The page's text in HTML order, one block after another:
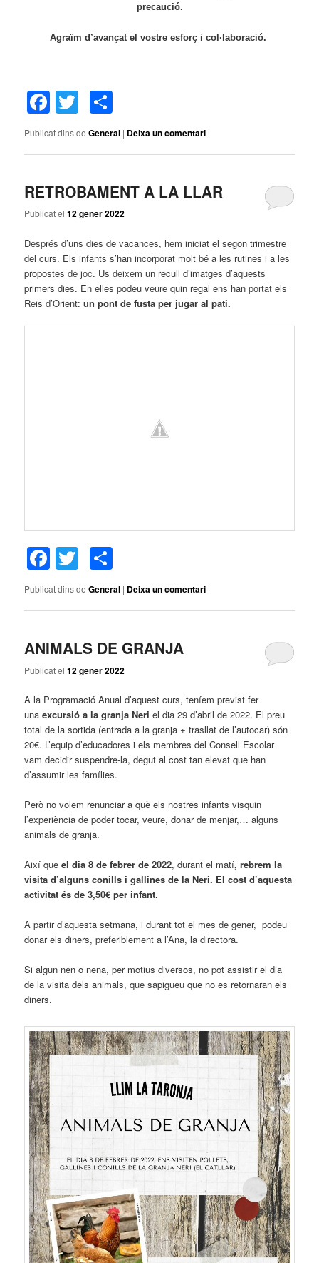
precaució.
Agraïm d’avançat el vostre esforç i col·laboració.
Facebook
Twitter
Publicat dins de General | Deixa un comentari
RETROBAMENT A LA LLAR
Publicat el12 gener 2022
Després d’uns dies de vacances, hem iniciat el segon trimestre
del curs. Els infants s’han incorporat molt bé a les rutines i a les
propostes de joc. Us deixem un recull d’imatges d’aquests
primers dies. En elles podeu veure quin regal ens han portat els
Reis d’Orient:un pont de fusta per jugar al pati.
Facebook
Twitter
Publicat dins de General | Deixa un comentari
ANIMALS DE GRANJA
Publicat el12 gener 2022
A la Programació Anual d’aquest curs, teníem previst fer
unaexcursió a la granja Neri el dia 29 d’abril de 2022. El preu
total de la sortida (entrada a la granja + trasllat de l’autocar) són
20€. L’equip d’educadores i els membres del Consell Escolar
vam decidir suspendre-la, degut al cost tan elevat que han
d’assumir les famílies.
Però no volem renunciar a què els nostres infants visquin
l’experiència de poder tocar, veure, donar de menjar,… alguns
animals de granja.
Així queel dia 8 de febrer de 2022, durant el matí, rebrem la
visita d’alguns conills i gallines de la Neri. El cost d’aquesta
activitat és de 3,50€ per infant.
A partir d’aquesta setmana, i durant tot el mes de gener, podeu
donar els diners, preferiblement a l’Ana, la directora.
Si algun nen o nena, per motius diversos, no pot assistir el dia
de la visita dels animals, que sapigueu que no es retornaran els
diners.